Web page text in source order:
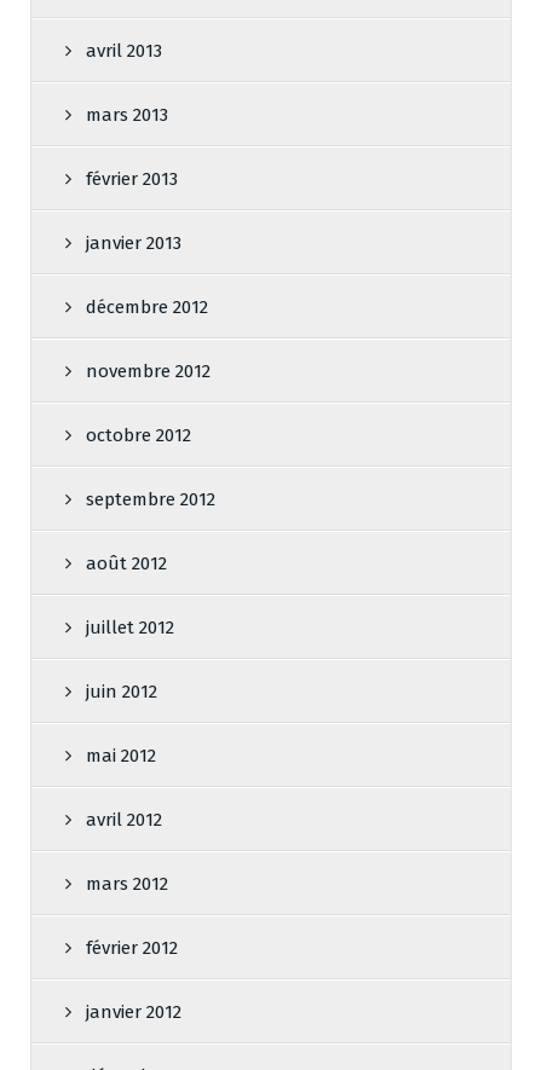
avril 2013
mars 2013
février 2013
janvier 2013
décembre 2012
novembre 2012
octobre 2012
septembre 2012
août 2012
juillet 2012
juin 2012
mai 2012
avril 2012
mars 2012
février 2012
janvier 2012